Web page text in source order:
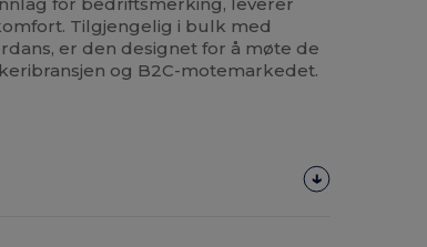
Tilgjengelig i bulk med
er den designet for å møte de
og B2C-motemarkedet.